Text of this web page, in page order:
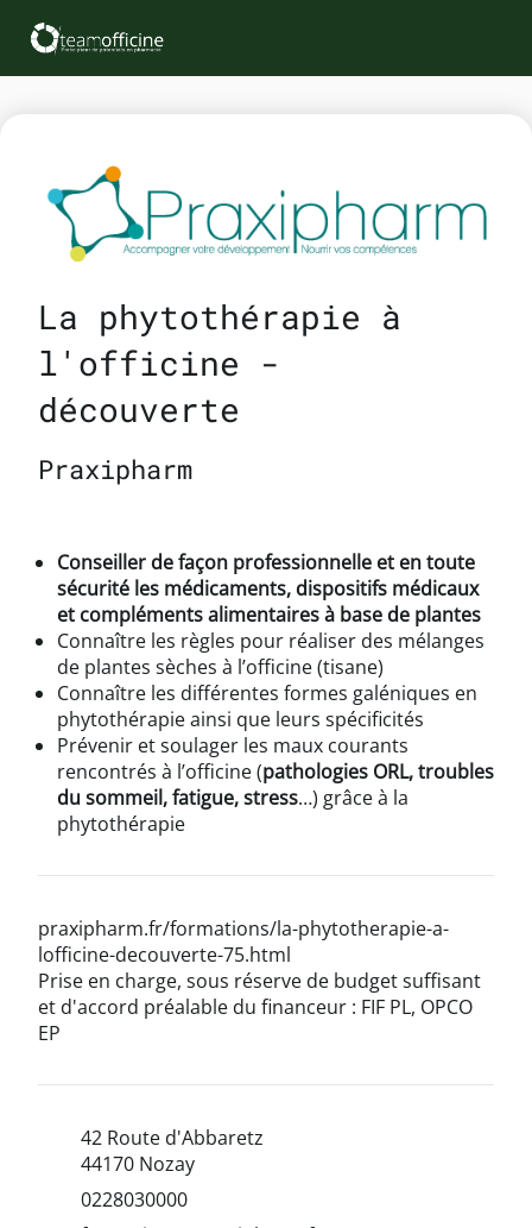
La phytothérapie à
l'officine -
découverte
Praxipharm
Conseiller de façon professionnelle et en toute
sécurité les médicaments, dispositifs médicaux
et compléments alimentaires à base de plantes
Connaître les règles pour réaliser des mélanges
de plantes sèches à l’officine (tisane)
Connaître les différentes formes galéniques en
phytothérapie ainsi que leurs spécificités
Prévenir et soulager les maux courants
rencontrés à l’officine (pathologies ORL, troubles
du sommeil, fatigue, stress…) grâce à la
phytothérapie
praxipharm.fr/formations/la-phytotherapie-a-
lofficine-decouverte-75.html
Prise en charge, sous réserve de budget suffisant
et d'accord préalable du financeur : FIF PL, OPCO
EP
42 Route d'Abbaretz
44170 Nozay
0228030000